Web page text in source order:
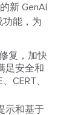
新 GenAI
功能，为
复，加快
足安全和
CERT、
示和基于